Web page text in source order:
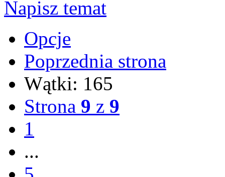
Napisz temat
Opcje
Poprzednia strona
Wątki: 165
Strona 9 z 9
1
...